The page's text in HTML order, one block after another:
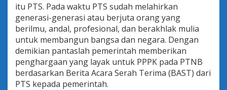
itu PTS. Pada waktu PTS sudah melahirkan
generasi-generasi atau berjuta orang yang
berilmu, andal, profesional, dan berakhlak mulia
untuk membangun bangsa dan negara. Dengan
demikian pantaslah pemerintah memberikan
penghargaan yang layak untuk PPPK pada PTNB
berdasarkan Berita Acara Serah Terima (BAST) dari
PTS kepada pemerintah.